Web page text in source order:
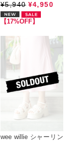
¥5,940 ¥4,950
【17%OFF】
wee willie シャーリン